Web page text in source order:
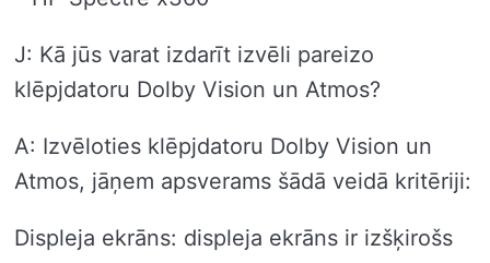
J: Kā jūs varat izdarīt izvēli pareizo
klēpjdatoru Dolby Vision un Atmos?
A: Izvēloties klēpjdatoru Dolby Vision un
Atmos, jāņem apsverams šādā veidā kritēriji:
Displeja ekrāns: displeja ekrāns ir izšķirošs